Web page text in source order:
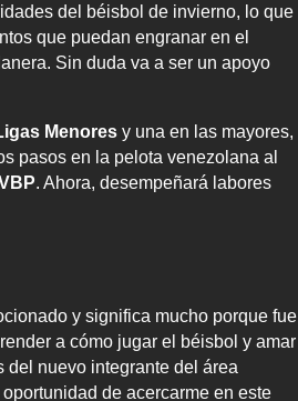
del béisbol de invierno, lo que
que puedan engranar en el
Sin duda va a ser un apoyo
Menores y una en las mayores,
pasos en la pelota venezolana al
. Ahora, desempeñará labores
y significa mucho porque fue
a cómo jugar el béisbol y amar
del nuevo integrante del área
de acercarme en este